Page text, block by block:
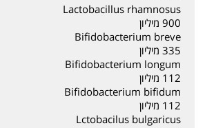
Lactobacillus rhamnosus‏
900 מיליון
Bifidobacterium breve‏
335 מיליון
Bifidobacterium longum‏
112 מיליון
Bifidobacterium bifidum‏
112 מיליון
Lctobacilus bulgaricus‏